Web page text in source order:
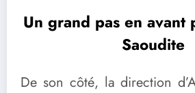
Un grand pas en avant
Saoudite
De son côté, la direction